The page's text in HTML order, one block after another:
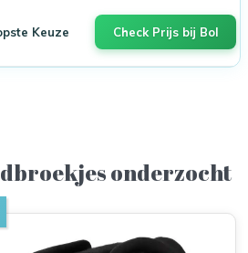
Keuze Check Prijs bij Bol
onderzocht